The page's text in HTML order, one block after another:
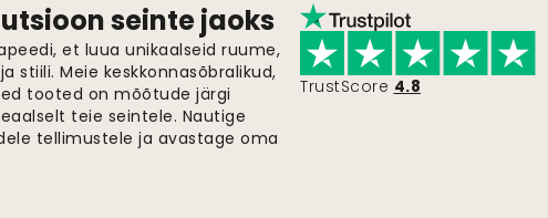
seinte jaoks
et luua unikaalseid ruume,
stiili. Meie keskkonnasõbralikud,
tooted on mõõtude järgi
teie seintele. Nautige
tellimustele ja avastage oma
TrustScore 4.8